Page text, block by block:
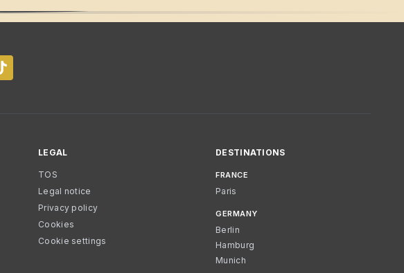
LEGAL
TOS
Legal notice
Privacy policy
Cookies
Cookie settings
DESTINATIONS
FRANCE
Paris
GERMANY
Berlin
Hamburg
Munich